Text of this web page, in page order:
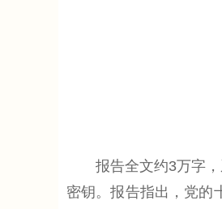
报告全文约3万字，
密钥。报告指出，党的